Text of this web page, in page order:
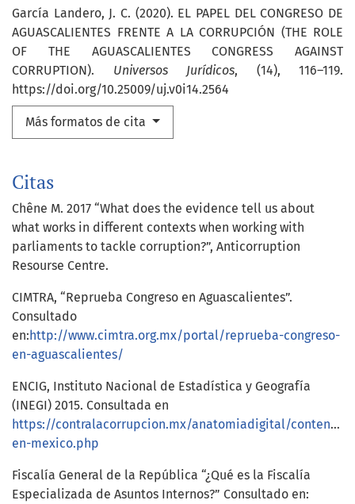
García Landero, J. C. (2020). EL PAPEL DEL CONGRESO DE
AGUASCALIENTES FRENTE A LA CORRUPCIÓN (THE ROLE
OF THE AGUASCALIENTES CONGRESS AGAINST
CORRUPTION). Universos Jurídicos, (14), 116–119.
https://doi.org/10.25009/uj.v0i14.2564
Más formatos de cita
Citas
Chêne M. 2017 “What does the evidence tell us about
what works in different contexts when working with
parliaments to tackle corruption?”, Anticorruption
Resourse Centre.
CIMTRA, “Reprueba Congreso en Aguascalientes”.
Consultado
en:http://www.cimtra.org.mx/portal/reprueba-congreso-
en-aguascalientes/
ENCIG, Instituto Nacional de Estadística y Geografía
(INEGI) 2015. Consultada en
https://contralacorrupcion.mx/anatomiadigital/content/
en-mexico.php
Fiscalía General de la República “¿Qué es la Fiscalía
Especializada de Asuntos Internos?” Consultado en: